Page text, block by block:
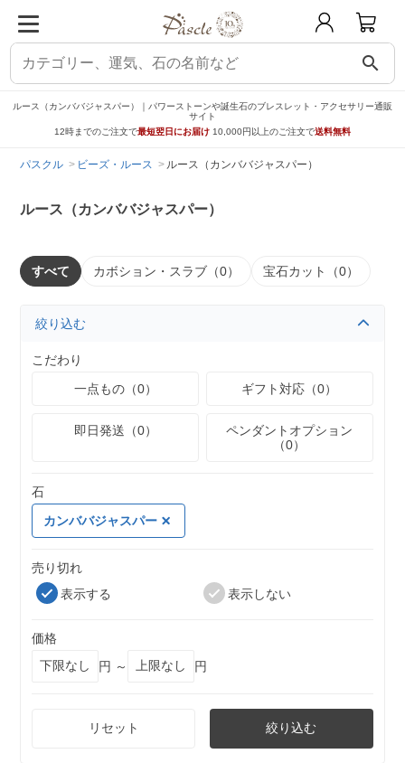
search
ルース（カンババジャスパー）｜パワーストーンや誕生石のブレスレット・アクセサリー通販
サイト
12時までのご注文で最短翌日にお届け 10,000円以上のご注文で送料無料
パスクル ビーズ・ルース ルース（カンババジャスパー）
ルース（カンババジャスパー）
すべて カボション・スラブ（0） 宝石カット（0）
絞り込む
こだわり
一点もの（0）
ギフト対応（0）
即日発送（0）
ペンダントオプション
（0）
石
カンババジャスパー
売り切れ
表示する
表示しない
価格
円 ～
円
リセット 絞り込む